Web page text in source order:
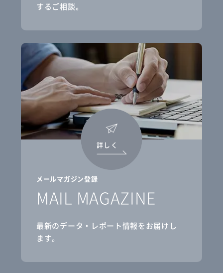
するご相談。
メールマガジン登録
MAIL MAGAZINE
最新のデータ・レポート情報をお届けし
ます。
詳しく